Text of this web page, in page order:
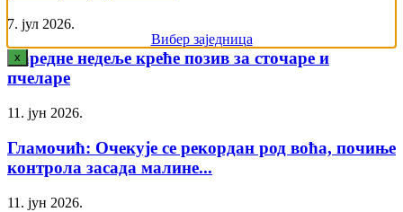
7. јул 2026.
Наредне недеље креће позив за сточаре и
пчеларе
11. јун 2026.
Гламочић: Очекује се рекордан род воћа, почиње
контрола засада малине...
11. јун 2026.
Вибер заједница
x